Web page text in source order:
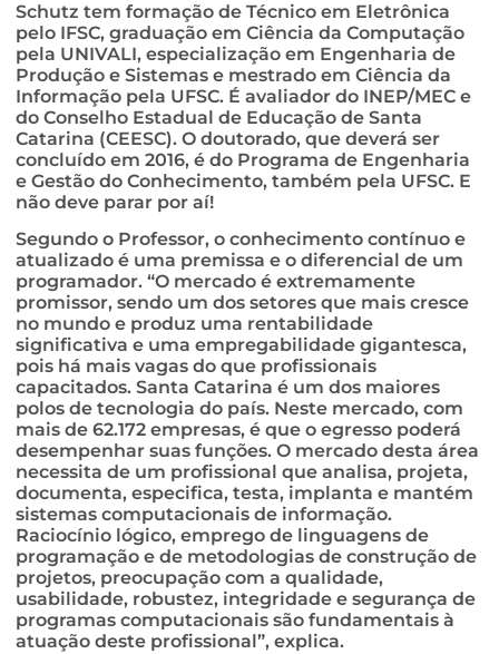
Schutz tem formação de Técnico em Eletrônica
pelo IFSC, graduação em Ciência da Computação
pela UNIVALI, especialização em Engenharia de
Produção e Sistemas e mestrado em Ciência da
Informação pela UFSC. É avaliador do INEP/MEC e
do Conselho Estadual de Educação de Santa
Catarina (CEESC). O doutorado, que deverá ser
concluído em 2016, é do Programa de Engenharia
e Gestão do Conhecimento, também pela UFSC. E
não deve parar por aí!
Segundo o Professor, o conhecimento contínuo e
atualizado é uma premissa e o diferencial de um
programador. “O mercado é extremamente
promissor, sendo um dos setores que mais cresce
no mundo e produz uma rentabilidade
significativa e uma empregabilidade gigantesca,
pois há mais vagas do que profissionais
capacitados. Santa Catarina é um dos maiores
polos de tecnologia do país. Neste mercado, com
mais de 62.172 empresas, é que o egresso poderá
desempenhar suas funções. O mercado desta área
necessita de um profissional que analisa, projeta,
documenta, especifica, testa, implanta e mantém
sistemas computacionais de informação.
Raciocínio lógico, emprego de linguagens de
programação e de metodologias de construção de
projetos, preocupação com a qualidade,
usabilidade, robustez, integridade e segurança de
programas computacionais são fundamentais à
atuação deste profissional”, explica.